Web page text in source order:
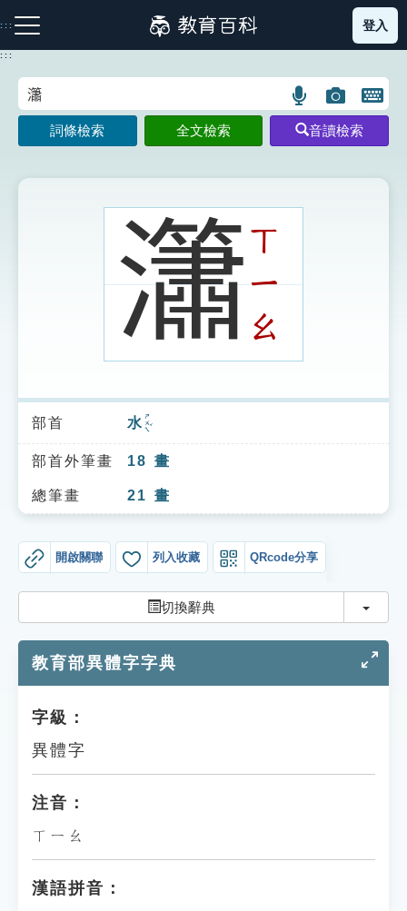
到
主
:::
注音索引圖示 筆畫索引圖示 部首索引表圖示
索引選單
知識索引
單字索引
遊戲專區
教學應用
貓頭鷹博士
登入
:::
語
言
搜
示
圖
片
搜
開
鍵
圖
詞條檢索 全文檢索 音讀檢索
𤄙ㄒ
ㄧ
ㄠ
部首 水 ㄕㄨㄟˇ
部首外筆畫 18 畫
總筆畫 21 畫
開啟關聯 列入收藏 QRcode分享
切換辭典 切換
教育部異體字字典
字級：
異體字
注音：
ㄒㄧㄠ
漢語拼音：